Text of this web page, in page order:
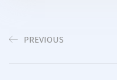
PREVIOUS